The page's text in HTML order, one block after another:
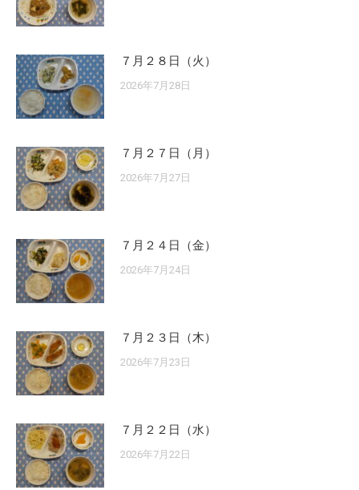
７月２８日（火）
2026年7月28日
７月２７日（月）
2026年7月27日
７月２４日（金）
2026年7月24日
７月２３日（木）
2026年7月23日
７月２２日（水）
2026年7月22日